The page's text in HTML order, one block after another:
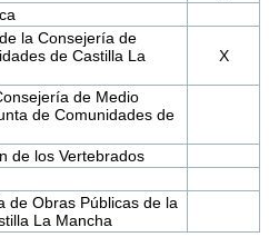
la Consejería de
de Castilla La
X
de Medio
de Comunidades de
de los Vertebrados
de Obras Públicas de la
La Mancha